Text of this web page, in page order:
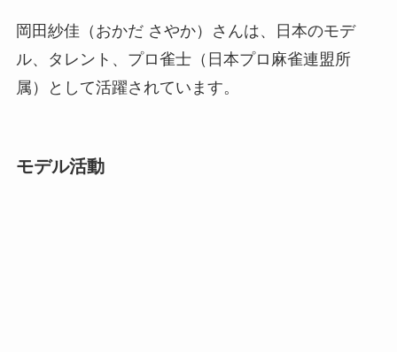
岡田紗佳（おかだ さやか）さんは、日本のモデ
ル、タレント、プロ雀士（日本プロ麻雀連盟所
属）として活躍されています。
モデル活動